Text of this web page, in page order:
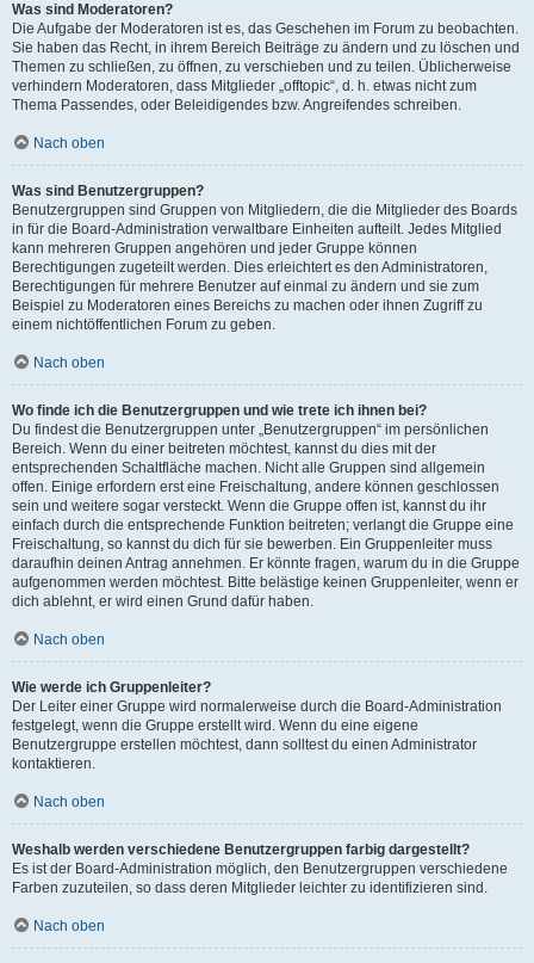
Was sind Moderatoren?
Die Aufgabe der Moderatoren ist es, das Geschehen im Forum zu beobachten.
Sie haben das Recht, in ihrem Bereich Beiträge zu ändern und zu löschen und
Themen zu schließen, zu öffnen, zu verschieben und zu teilen. Üblicherweise
verhindern Moderatoren, dass Mitglieder „offtopic“, d. h. etwas nicht zum
Thema Passendes, oder Beleidigendes bzw. Angreifendes schreiben.
Nach oben
Was sind Benutzergruppen?
Benutzergruppen sind Gruppen von Mitgliedern, die die Mitglieder des Boards
in für die Board-Administration verwaltbare Einheiten aufteilt. Jedes Mitglied
kann mehreren Gruppen angehören und jeder Gruppe können
Berechtigungen zugeteilt werden. Dies erleichtert es den Administratoren,
Berechtigungen für mehrere Benutzer auf einmal zu ändern und sie zum
Beispiel zu Moderatoren eines Bereichs zu machen oder ihnen Zugriff zu
einem nichtöffentlichen Forum zu geben.
Nach oben
Wo finde ich die Benutzergruppen und wie trete ich ihnen bei?
Du findest die Benutzergruppen unter „Benutzergruppen“ im persönlichen
Bereich. Wenn du einer beitreten möchtest, kannst du dies mit der
entsprechenden Schaltfläche machen. Nicht alle Gruppen sind allgemein
offen. Einige erfordern erst eine Freischaltung, andere können geschlossen
sein und weitere sogar versteckt. Wenn die Gruppe offen ist, kannst du ihr
einfach durch die entsprechende Funktion beitreten; verlangt die Gruppe eine
Freischaltung, so kannst du dich für sie bewerben. Ein Gruppenleiter muss
daraufhin deinen Antrag annehmen. Er könnte fragen, warum du in die Gruppe
aufgenommen werden möchtest. Bitte belästige keinen Gruppenleiter, wenn er
dich ablehnt, er wird einen Grund dafür haben.
Nach oben
Wie werde ich Gruppenleiter?
Der Leiter einer Gruppe wird normalerweise durch die Board-Administration
festgelegt, wenn die Gruppe erstellt wird. Wenn du eine eigene
Benutzergruppe erstellen möchtest, dann solltest du einen Administrator
kontaktieren.
Nach oben
Weshalb werden verschiedene Benutzergruppen farbig dargestellt?
Es ist der Board-Administration möglich, den Benutzergruppen verschiedene
Farben zuzuteilen, so dass deren Mitglieder leichter zu identifizieren sind.
Nach oben